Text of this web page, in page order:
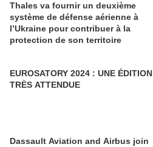
Thales va fournir un deuxième
système de défense aérienne à
l’Ukraine pour contribuer à la
protection de son territoire
EUROSATORY 2024 : UNE ÉDITION
TRÈS ATTENDUE
Dassault Aviation and Airbus join